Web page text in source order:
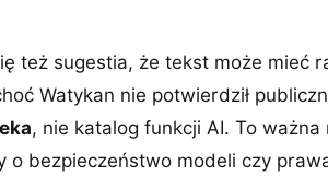
też sugestia, że tekst może mieć
Watykan nie potwierdził
, nie katalog funkcji AI. To
o bezpieczeństwo modeli czy